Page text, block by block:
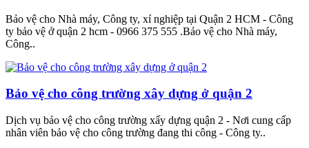
Bảo vệ cho Nhà máy, Công ty, xí nghiệp tại Quận 2 HCM - Công
ty bảo vệ ở quận 2 hcm - 0966 375 555 .Bảo vệ cho Nhà máy,
Công..
Bảo vệ cho công trường xây dựng ở quận 2
Dịch vụ bảo vệ cho công trường xấy dựng quận 2 - Nơi cung cấp
nhân viên bảo vệ cho công trường đang thi công - Công ty..